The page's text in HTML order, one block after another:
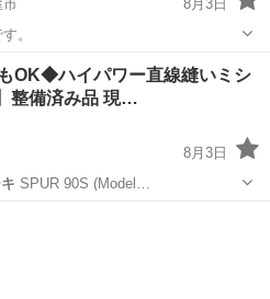
市
8月3日
。
フットコントローラ
OK◆ハイパワー直線縫いミシ
整備済み品 現…
8月3日
SPUR 90S (Model…